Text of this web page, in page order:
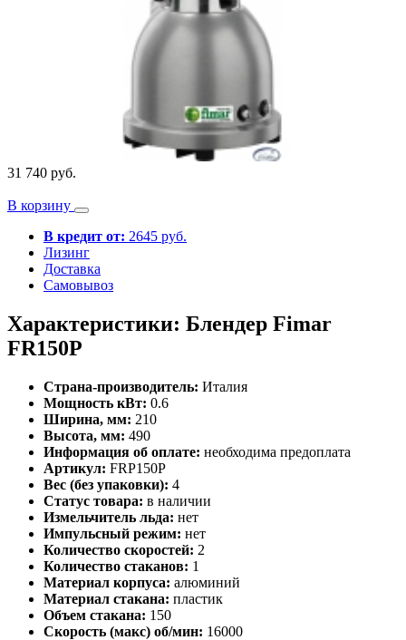
31 740 руб.
В корзину
В кредит от: 2645 руб.
Лизинг
Доставка
Самовывоз
Характеристики: Блендер Fimar
FR150P
Страна-производитель: Италия
Мощность кВт: 0.6
Ширина, мм: 210
Высота, мм: 490
Информация об оплате: необходима предоплата
Артикул: FRP150P
Вес (без упаковки): 4
Статус товара: в наличии
Измельчитель льда: нет
Импульсный режим: нет
Количество скоростей: 2
Количество стаканов: 1
Материал корпуса: алюминий
Материал стакана: пластик
Объем стакана: 150
Скорость (макс) об/мин: 16000